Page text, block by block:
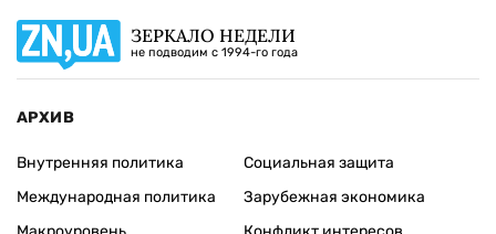
ЗЕРКАЛО НЕДЕЛИ
не подводим с 1994-го года
АРХИВ
Внутренняя политика
Международная политика
Социальная защита
Зарубежная экономика